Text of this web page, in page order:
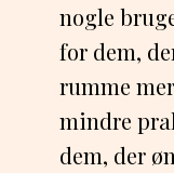
nogle
for dem,
rumme
mindre
dem, der